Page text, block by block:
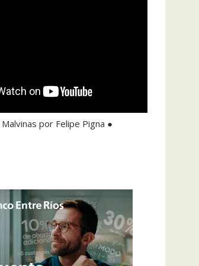
por Felipe Pigna ●